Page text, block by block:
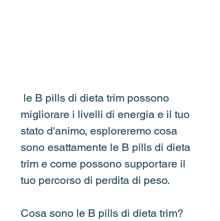
migliorare i livelli di energia e il tuo
stato d'animo, esploreremo cosa
sono esattamente le B pills di dieta
trim e come possono supportare il
tuo percorso di perdita di peso.
Cosa sono le B pills di dieta trim?